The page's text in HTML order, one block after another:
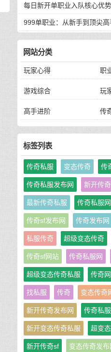
在阴影里的艺术
每日新开单职业入队核心优
999单职业：从新手到顶尖
过的四道生死关
网站分类
玩家心得 职
游戏综合 玩
高手进阶 传
标签列表
传奇私服 变态传奇 传
传奇私服发布网 新开传奇
最新传奇私服 传奇私服
传奇sf发布网 传奇发布网
私服传奇 超级变态传奇
传奇sf网站 传奇私服网
超级变态传奇私服 传奇
找私服 传奇 变态传奇
新开传奇发布网 传奇私
新开变态传奇私服 超变
新开传奇sf 变态传奇发布